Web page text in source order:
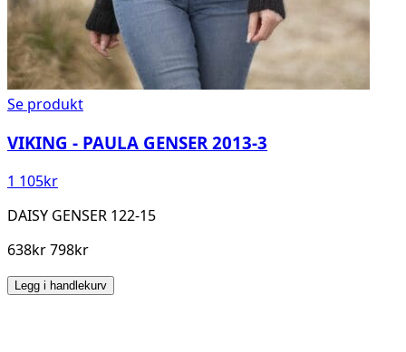
Se produkt
VIKING - PAULA GENSER 2013-3
1 105kr
DAISY GENSER 122-15
638kr 798kr
Legg i handlekurv